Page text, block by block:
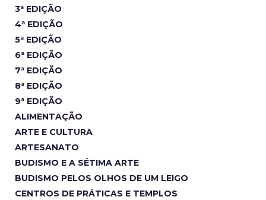
3ª EDIÇÃO
4ª EDIÇÃO
5ª EDIÇÃO
6ª EDIÇÃO
7ª EDIÇÃO
8ª EDIÇÃO
9ª EDIÇÃO
ALIMENTAÇÃO
ARTE E CULTURA
ARTESANATO
BUDISMO E A SÉTIMA ARTE
BUDISMO PELOS OLHOS DE UM LEIGO
CENTROS DE PRÁTICAS E TEMPLOS